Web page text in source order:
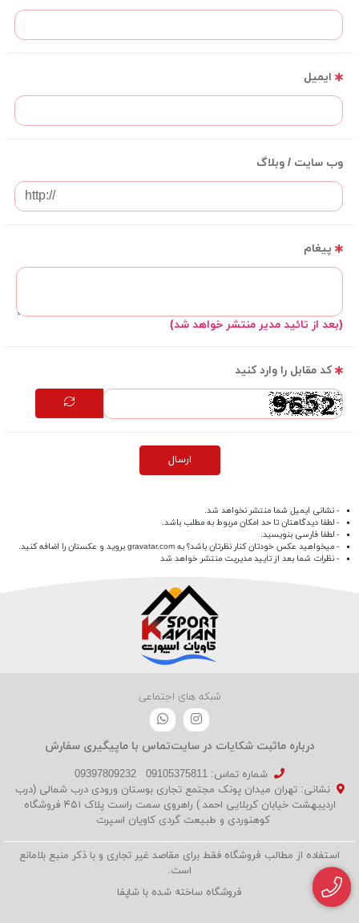
ایمیل
وب سایت / وبلاگ
پیغام
(بعد از تائید مدیر منتشر خواهد شد)
کد مقابل را وارد کنید
ارسال
- نشانی ایمیل شما منتشر نخواهد شد.
- لطفا دیدگاهتان تا حد امکان مربوط به مطلب باشد.
- لطفا فارسی بنویسید.
- میخواهید عکس خودتان کنار نظرتان باشد؟ به gravatar.com بروید و عکستان را اضافه کنید.
- نظرات شما بعد از تایید مدیریت منتشر خواهد شد
شبکه های اجتماعی
درباره ماثبت شکایات در سایتتماس با ماپیگیری سفارش
شماره تماس‌: 09105375811
09397809232
نشانی: تهران میدان پونک مجتمع تجاری بوستان ورودی درب شمالی (درب
اردیبهشت خیابان کربلایی احمد ) راهروی سمت راست پلاک ۴۵۱ فروشگاه
کوهنوردی و طبیعت گردی کاویان اسپرت
استفاده از مطالب فروشگاه فقط برای مقاصد غیر تجاری و با ذکر منبع بلامانع
است.
فروشگاه ساخته شده با شاپفا